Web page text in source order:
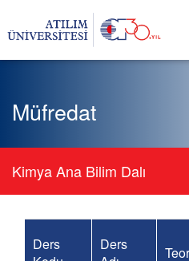
Müfredat
Kimya Ana Bilim Dalı
Ders
Ders